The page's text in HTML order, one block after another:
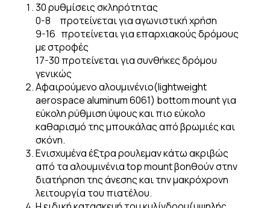
30 ρυθμίσεις σκληρότητας
0-8 προτείνεται για αγωνιστική χρήση
9-16 προτείνεται για επαρχιακούς δρόμους
με στροφές
17-30 προτείνεται για συνθήκες δρόμου
γενικώς
Αφαιρούμενο αλουμινένιο(lightweight
aerospace aluminum 6061) bottom mount για
εύκολη ρύθμιση ύψους και πιο εύκολο
καθαρισμό της μπουκάλας από βρωμιές και
σκόνη.
Ενισχυμένα έξτρα ρουλεμαν κάτω ακριβώς
από τα αλουμινένια top mount βοηθούν στην
διατήρηση της άνεσης και την μακρόχρονη
λειτουργία του πιατέλου.